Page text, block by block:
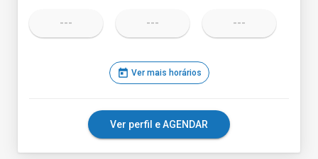
--- --- ---
today Ver mais horários
Ver perfil e AGENDAR